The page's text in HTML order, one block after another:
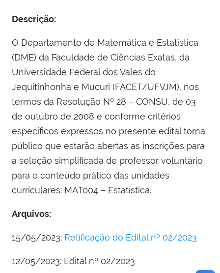
Descrição:
O Departamento de Matemática e Estatística
(DME) da Faculdade de Ciências Exatas, da
Universidade Federal dos Vales do
Jequitinhonha e Mucuri (FACET/UFVJM), nos
termos da Resolução Nº 28 – CONSU, de 03
de outubro de 2008 e conforme critérios
específicos expressos no presente edital torna
público que estarão abertas as inscrições para
a seleção simplificada de professor voluntário
para o conteúdo prático das unidades
curriculares: MAT004 – Estatística.
Arquivos:
15/05/2023: Retificação do Edital nº 02/2023
12/05/2023: Edital nº 02/2023